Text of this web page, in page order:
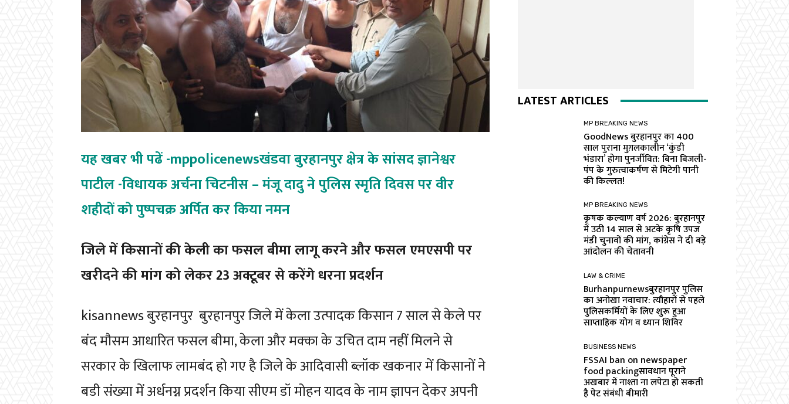
यह खबर भी पढें -mppolicenewsखंडवा बुरहानपुर क्षेत्र के सांसद ज्ञानेश्वर
पाटील -विधायक अर्चना चिटनीस – मंजू दादु ने पुलिस स्मृति दिवस पर वीर
शहीदों को पुष्पचक्र अर्पित कर किया नमन
जिले में किसानों की केली का फसल बीमा लागू करने और फसल एमएसपी पर
खरीदने की मांग को लेकर 23 अक्टूबर से करेंगे धरना प्रदर्शन
kisannews बुरहानपुर बुरहानपुर जिले में केला उत्पादक किसान 7 साल से केले पर
बंद मौसम आधारित फसल बीमा, केला और मक्का के उचित दाम नहीं मिलने से
सरकार के खिलाफ लामबंद हो गए है जिले के आदिवासी ब्लॉक खकनार में किसानों ने
बडी संख्या में अर्धनग्न प्रदर्शन किया सीएम डॉ मोहन यादव के नाम ज्ञापन देकर अपनी
LATEST ARTICLES
MP BREAKING NEWS
GoodNews बुरहानपुर का 400
साल पुराना मुग़लकालीन ‘कुंडी
भंडारा’ होगा पुनर्जीवित: बिना बिजली-
पंप के गुरुत्वाकर्षण से मिटेगी पानी
की किल्लत!
MP BREAKING NEWS
कृषक कल्याण वर्ष 2026: बुरहानपुर
में उठी 14 साल से अटके कृषि उपज
मंडी चुनावों की मांग, कांग्रेस ने दी बड़े
आंदोलन की चेतावनी
LAW & CRIME
Burhanpurnewsबुरहानपुर पुलिस
का अनोखा नवाचार: त्यौहारों से पहले
पुलिसकर्मियों के लिए शुरू हुआ
साप्ताहिक योग व ध्यान शिविर
BUSINESS NEWS
FSSAI ban on newspaper
food packingसावधान पूराने
अखबार में नाश्ता ना लपेटा हो सकती
है पेट संबंधी बीमारी